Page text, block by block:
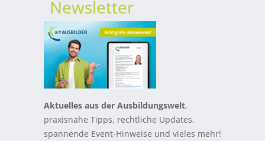
Newsletter
Aktuelles aus der Ausbildungswelt,
praxisnahe Tipps, rechtliche Updates,
spannende Event-Hinweise und vieles mehr!